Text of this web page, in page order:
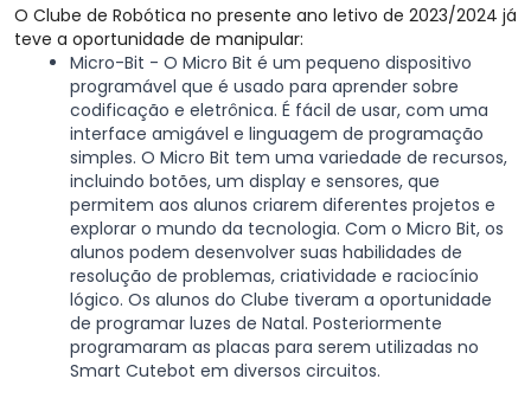
O Clube de Robótica no presente ano letivo de 2023/2024 já
teve a oportunidade de manipular:
Micro-Bit - O Micro Bit é um pequeno dispositivo
programável que é usado para aprender sobre
codificação e eletrônica. É fácil de usar, com uma
interface amigável e linguagem de programação
simples. O Micro Bit tem uma variedade de recursos,
incluindo botões, um display e sensores, que
permitem aos alunos criarem diferentes projetos e
explorar o mundo da tecnologia. Com o Micro Bit, os
alunos podem desenvolver suas habilidades de
resolução de problemas, criatividade e raciocínio
lógico. Os alunos do Clube tiveram a oportunidade
de programar luzes de Natal. Posteriormente
programaram as placas para serem utilizadas no
Smart Cutebot em diversos circuitos.